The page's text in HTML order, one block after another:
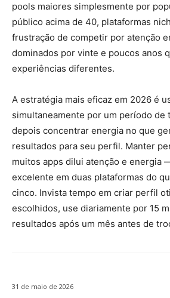
pools maiores simplesmente por
público acima de 40, plataformas
frustração de competir por atenção
dominados por vinte e poucos anos
experiências diferentes.
A estratégia mais eficaz em 2026 é
simultaneamente por um período de
depois concentrar energia no que
resultados para seu perfil. Manter
muitos apps dilui atenção e energia
excelente em duas plataformas do
cinco. Invista tempo em criar perfil
escolhidos, use diariamente por 15
resultados após um mês antes de
31 de maio de 2026